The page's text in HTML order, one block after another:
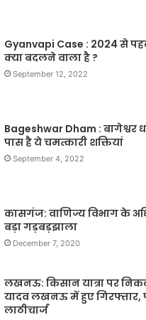
Gyanvapi Case : 2024 से
क्या बदलने वाला है ?
September 12, 2022
Bageshwar Dham : बागेश्वर
पास है ये चमत्कारी शक्तियां
September 4, 2022
कासगंज: वाणिज्य विभाग के
बड़ा गड़बड़झाला
December 7, 2020
लखनऊ: किसान यात्रा पर
यादव लखनऊ में हुए गिरफ्तार,
लाठीचार्ज